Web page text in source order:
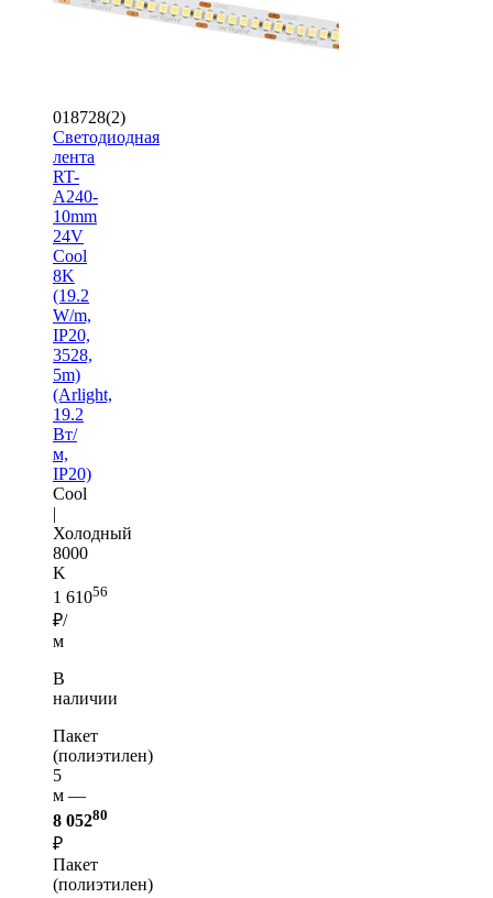
018728(2)
Светодиодная
лента
RT-
A240-
10mm
24V
Cool
8K
(19.2
W/m,
IP20,
3528,
5m)
(Arlight,
19.2
Вт/
м,
IP20)
Cool
|
Холодный
8000
K
1 61056
₽/
м
В
наличии
Пакет
(полиэтилен)
5
м —
8 05280
₽
Пакет
(полиэтилен)